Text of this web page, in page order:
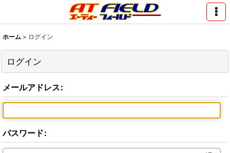
ホーム > ログイン
ログイン
メールアドレス:
パスワード: